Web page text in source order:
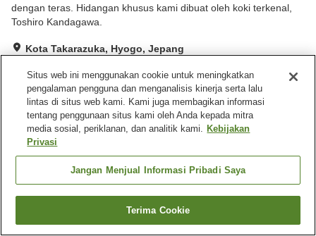
dengan teras. Hidangan khusus kami dibuat oleh koki terkenal,
Toshiro Kandagawa.
Kota Takarazuka, Hyogo, Jepang
Hebat Ulasan:95
Fasilitas properti
Tempat parkir
Beranda Jepang Hyogo
Kota Takarazuka
Takedao Onsen Koyokan Bettei Azalee
Cari kamar
Situs web ini menggunakan cookie untuk meningkatkan
pengalaman pengguna dan menganalisis kinerja serta lalu
lintas di situs web kami. Kami juga membagikan informasi
tentang penggunaan situs kami oleh Anda kepada mitra
media sosial, periklanan, dan analitik kami. Kebijakan
Privasi
Jangan Menjual Informasi Pribadi Saya
Terima Cookie